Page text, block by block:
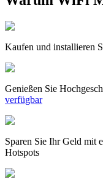
Kaufen und installieren
Genießen Sie
verfügbar
Sparen Sie Ihr Geld
Hotspots